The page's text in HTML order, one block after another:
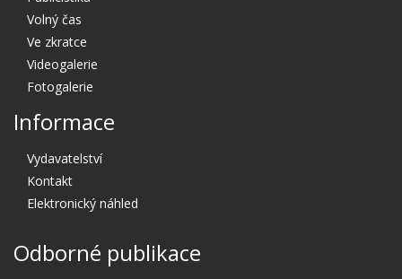
Volný čas
Ve zkratce
Videogalerie
Fotogalerie
Informace
Vydavatelství
Kontakt
Elektronický náhled
Odborné publikace